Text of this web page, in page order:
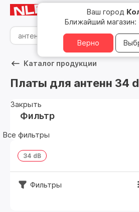
Мурманск
Ваш город
Ближайший магазин:
Верно
Каталог продукции
Платы для антенн 34
Закрыть
Фильтр
Все фильтры
34 dB
Фильтры